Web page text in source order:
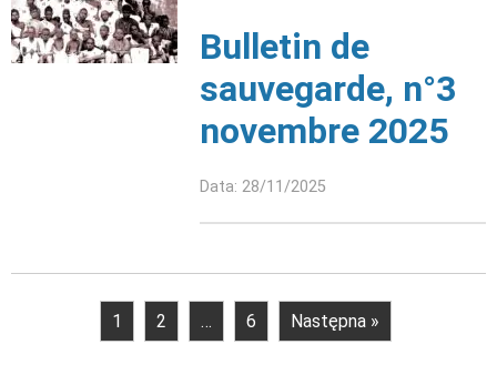
Bulletin de
sauvegarde, n°3
novembre 2025
Data: 28/11/2025
1 2 … 6 Następna »